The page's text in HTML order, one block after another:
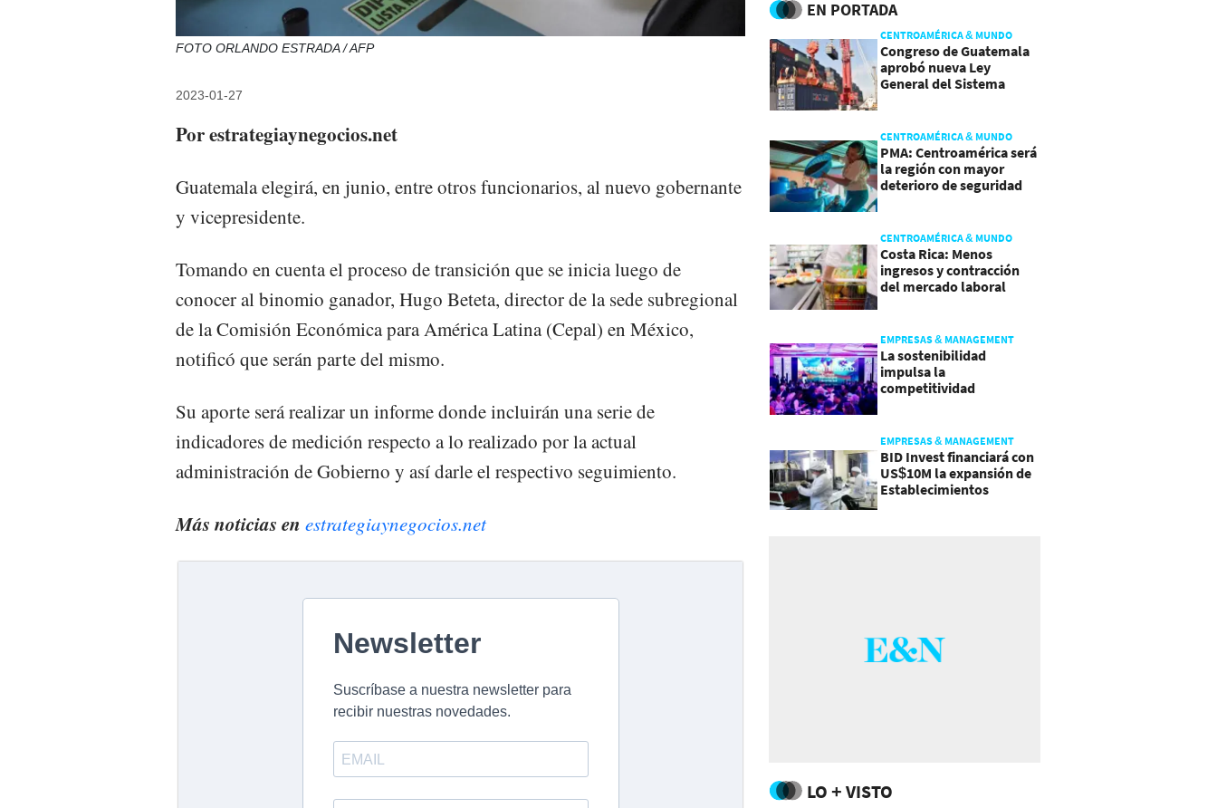
FOTO ORLANDO ESTRADA / AFP
2023-01-27
Por estrategiaynegocios.net
Guatemala elegirá, en junio, entre otros funcionarios, al nuevo gobernante
y vicepresidente.
Tomando en cuenta el proceso de transición que se inicia luego de
conocer al binomio ganador, Hugo Beteta, director de la sede subregional
de la Comisión Económica para América Latina (Cepal) en México,
notificó que serán parte del mismo.
Su aporte será realizar un informe donde incluirán una serie de
indicadores de medición respecto a lo realizado por la actual
administración de Gobierno y así darle el respectivo seguimiento.
Más noticias en estrategiaynegocios.net
EN PORTADA
CENTROAMÉRICA & MUNDO
Congreso de Guatemala
aprobó nueva Ley
General del Sistema
CENTROAMÉRICA & MUNDO
PMA: Centroamérica será
la región con mayor
deterioro de seguridad
CENTROAMÉRICA & MUNDO
Costa Rica: Menos
ingresos y contracción
del mercado laboral
EMPRESAS & MANAGEMENT
La sostenibilidad
impulsa la
competitividad
EMPRESAS & MANAGEMENT
BID Invest financiará con
US$10M la expansión de
Establecimientos
LO + VISTO